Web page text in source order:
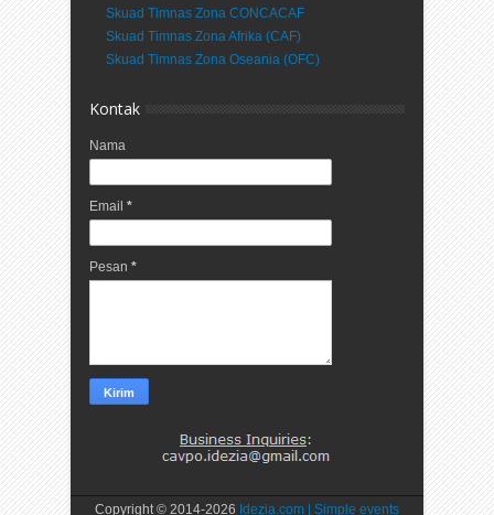
Skuad Timnas Zona CONCACAF
Skuad Timnas Zona Afrika (CAF)
Skuad Timnas Zona Oseania (OFC)
Kontak
Nama
Email *
Pesan *
Copyright © 2014-2026 Idezia.com | Simple events